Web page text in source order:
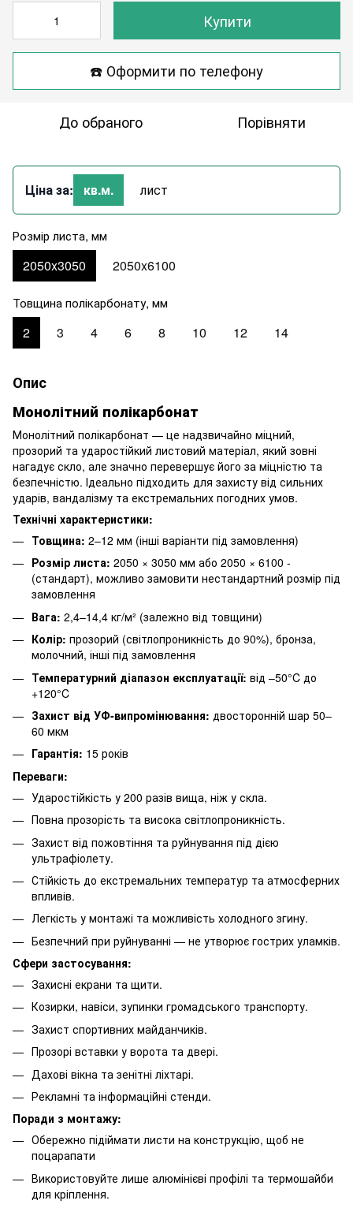
Купити
☎️ Оформити по телефону
До обраного Порівняти
Ціна за: кв.м. лист
Розмір листа, мм
2050x3050 2050x6100
Товщина полікарбонату, мм
2 3 4 6 8 10 12 14
Опис
Монолітний полікарбонат
Монолітний полікарбонат — це надзвичайно міцний,
прозорий та ударостійкий листовий матеріал, який зовні
нагадує скло, але значно перевершує його за міцністю та
безпечністю. Ідеально підходить для захисту від сильних
ударів, вандалізму та екстремальних погодних умов.
Технічні характеристики:
Товщина: 2–12 мм (інші варіанти під замовлення)
Розмір листа: 2050 × 3050 мм або 2050 × 6100 -
(стандарт), можливо замовити нестандартний розмір під
замовлення
Вага: 2,4–14,4 кг/м² (залежно від товщини)
Колір: прозорий (світлопроникність до 90%), бронза,
молочний, інші під замовлення
Температурний діапазон експлуатації: від –50°C до
+120°C
Захист від УФ-випромінювання: двосторонній шар 50–
60 мкм
Гарантія: 15 років
Переваги:
Ударостійкість у 200 разів вища, ніж у скла.
Повна прозорість та висока світлопроникність.
Захист від пожовтіння та руйнування під дією
ультрафіолету.
Стійкість до екстремальних температур та атмосферних
впливів.
Легкість у монтажі та можливість холодного згину.
Безпечний при руйнуванні — не утворює гострих уламків.
Сфери застосування:
Захисні екрани та щити.
Козирки, навіси, зупинки громадського транспорту.
Захист спортивних майданчиків.
Прозорі вставки у ворота та двері.
Дахові вікна та зенітні ліхтарі.
Рекламні та інформаційні стенди.
Поради з монтажу:
Обережно підіймати листи на конструкцію, щоб не
поцарапати
Використовуйте лише алюмінієві профілі та термошайби
для кріплення.